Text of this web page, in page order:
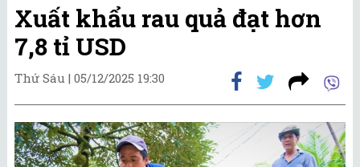
Xuất khẩu rau quả đạt hơn
7,8 tỉ USD
Thứ Sáu | 05/12/2025 19:30